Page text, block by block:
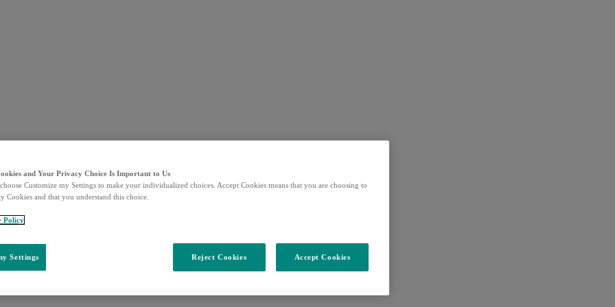
and Your Privacy Choice Is Important to Us
Customize my Settings to make your individualized choices. Accept Cookies means that you are choosing to
Cookies and that you understand this choice.
Policy
Settings Reject Cookies Accept Cookies